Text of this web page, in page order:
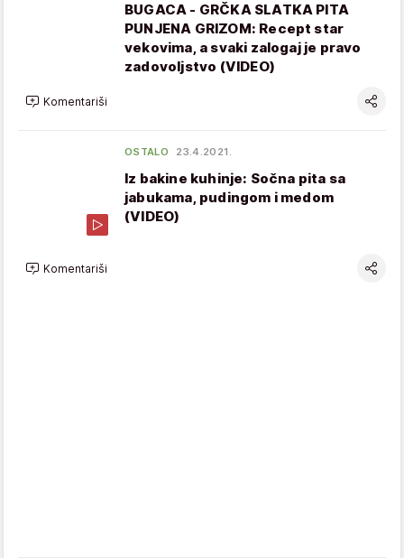
BUGACA - GRČKA SLATKA PITA
PUNJENA GRIZOM: Recept star
vekovima, a svaki zalogaj je pravo
zadovoljstvo (VIDEO)
Komentariši
OSTALO 23.4.2021.
Iz bakine kuhinje: Sočna pita sa
jabukama, pudingom i medom
(VIDEO)
Komentariši